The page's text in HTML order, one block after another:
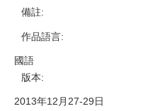
備註:
作品語言:
國語
版本:
2013年12月27-29日